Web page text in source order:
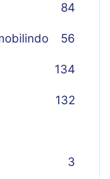
84
56
134
132
3